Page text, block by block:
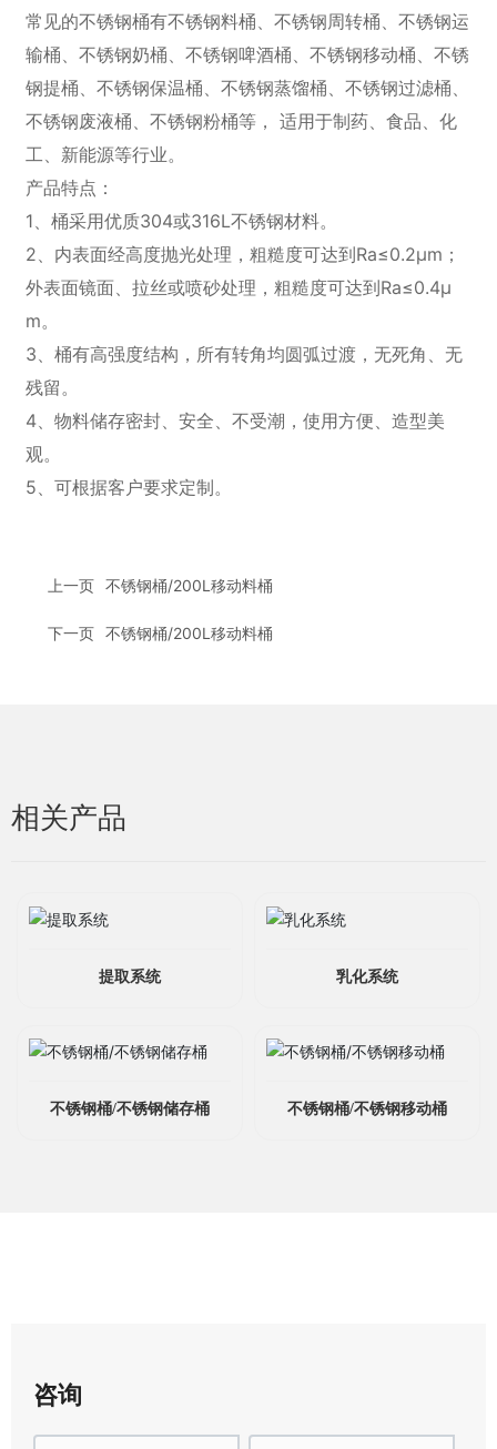
常见的不锈钢桶有不锈钢料桶、不锈钢周转桶、不锈钢运
输桶、不锈钢奶桶、不锈钢啤酒桶、不锈钢移动桶、不锈
钢提桶、不锈钢保温桶、不锈钢蒸馏桶、不锈钢过滤桶、
不锈钢废液桶、不锈钢粉桶等， 适用于制药、食品、化
工、新能源等行业。
产品特点：
1、桶采用优质304或316L不锈钢材料。
2、内表面经高度抛光处理，粗糙度可达到Ra≤0.2μm；
外表面镜面、拉丝或喷砂处理，粗糙度可达到Ra≤0.4μ
m。
3、桶有高强度结构，所有转角均圆弧过渡，无死角、无
残留。
4、物料储存密封、安全、不受潮，使用方便、造型美
观。
5、可根据客户要求定制。
上一页 不锈钢桶/200L移动料桶
下一页 不锈钢桶/200L移动料桶
相关产品
提取系统 乳化系统
不锈钢桶/不锈钢储存桶 不锈钢桶/不锈钢移动桶
咨询